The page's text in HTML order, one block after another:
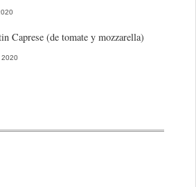
Caprese (de tomate y mozzarella)
2020